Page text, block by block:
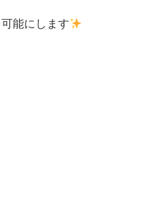
可能にします